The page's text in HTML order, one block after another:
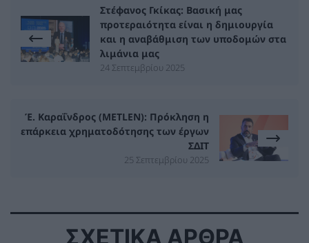
Στέφανος Γκίκας: Βασική μας
προτεραιότητα είναι η δημιουργία
και η αναβάθμιση των υποδομών στα
λιμάνια μας
24 Σεπτεμβρίου 2025
Έ. Καραΐνδρος (METLEN): Πρόκληση η
επάρκεια χρηματοδότησης των έργων
ΣΔΙΤ
25 Σεπτεμβρίου 2025
ΣΧΕΤΙΚΑ ΑΡΘΡΑ